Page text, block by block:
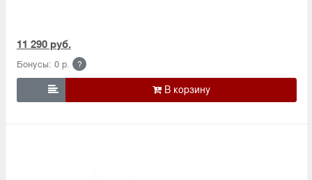
11 290 руб.
Бонусы: 0 р. ?
